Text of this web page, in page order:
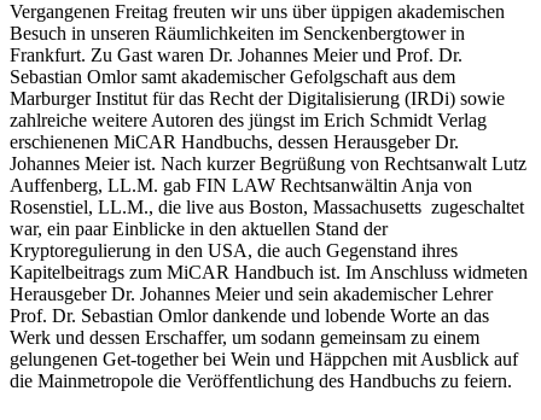
Vergangenen Freitag freuten wir uns über üppigen akademischen
Besuch in unseren Räumlichkeiten im Senckenbergtower in
Frankfurt. Zu Gast waren Dr. Johannes Meier und Prof. Dr.
Sebastian Omlor samt akademischer Gefolgschaft aus dem
Marburger Institut für das Recht der Digitalisierung (IRDi) sowie
zahlreiche weitere Autoren des jüngst im Erich Schmidt Verlag
erschienenen MiCAR Handbuchs, dessen Herausgeber Dr.
Johannes Meier ist. Nach kurzer Begrüßung von Rechtsanwalt Lutz
Auffenberg, LL.M. gab FIN LAW Rechtsanwältin Anja von
Rosenstiel, LL.M., die live aus Boston, Massachusetts zugeschaltet
war, ein paar Einblicke in den aktuellen Stand der
Kryptoregulierung in den USA, die auch Gegenstand ihres
Kapitelbeitrags zum MiCAR Handbuch ist. Im Anschluss widmeten
Herausgeber Dr. Johannes Meier und sein akademischer Lehrer
Prof. Dr. Sebastian Omlor dankende und lobende Worte an das
Werk und dessen Erschaffer, um sodann gemeinsam zu einem
gelungenen Get-together bei Wein und Häppchen mit Ausblick auf
die Mainmetropole die Veröffentlichung des Handbuchs zu feiern.